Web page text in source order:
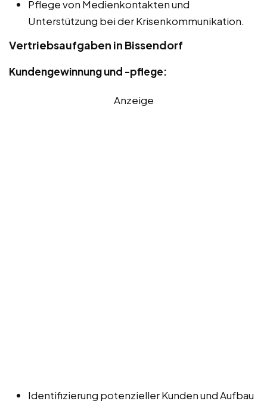
Pflege von Medienkontakten und
Unterstützung bei der Krisenkommunikation.
Vertriebsaufgaben in Bissendorf
Kundengewinnung und -pflege:
Anzeige
Identifizierung potenzieller Kunden und Aufbau